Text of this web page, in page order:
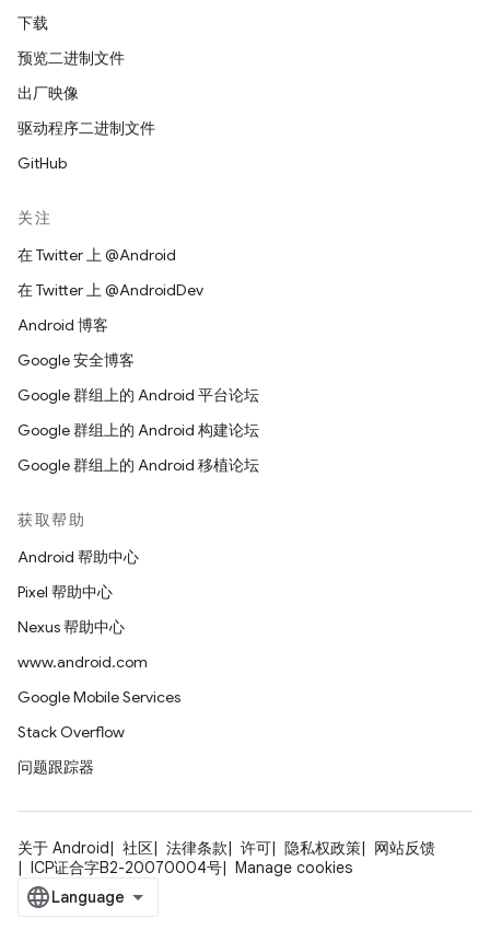
下载
预览二进制文件
出厂映像
驱动程序二进制文件
GitHub
关注
在 Twitter 上 @Android
在 Twitter 上 @AndroidDev
Android 博客
Google 安全博客
Google 群组上的 Android 平台论坛
Google 群组上的 Android 构建论坛
Google 群组上的 Android 移植论坛
获取帮助
Android 帮助中心
Pixel 帮助中心
Nexus 帮助中心
www.android.com
Google Mobile Services
Stack Overflow
问题跟踪器
关于 Android 社区 法律条款 许可 隐私权政策
网站反馈
ICP证合字B2-20070004号
Manage cookies